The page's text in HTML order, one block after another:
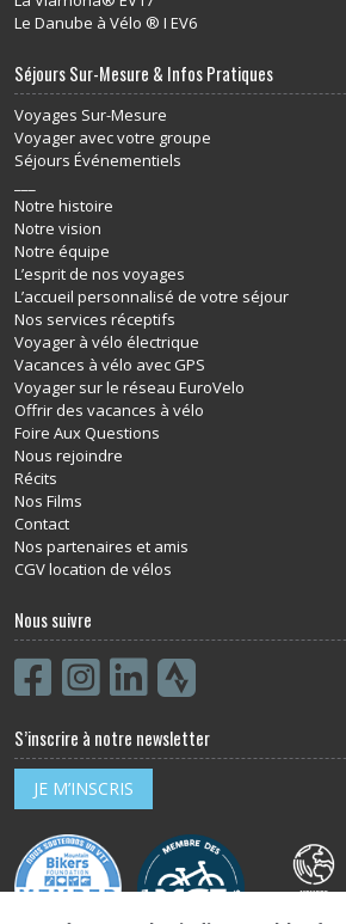
Le Danube à Vélo ® I EV6
Séjours Sur-Mesure & Infos Pratiques
Voyages Sur-Mesure
Voyager avec votre groupe
Séjours Événementiels
Notre histoire
Notre vision
Notre équipe
L’esprit de nos voyages
L’accueil personnalisé de votre séjour
Nos services réceptifs
Voyager à vélo électrique
Vacances à vélo avec GPS
Voyager sur le réseau EuroVelo
Offrir des vacances à vélo
Foire Aux Questions
Nous rejoindre
Récits
Nos Films
Contact
Nos partenaires et amis
CGV location de vélos
Nous suivre
S’inscrire à notre newsletter
JE M’INSCRIS